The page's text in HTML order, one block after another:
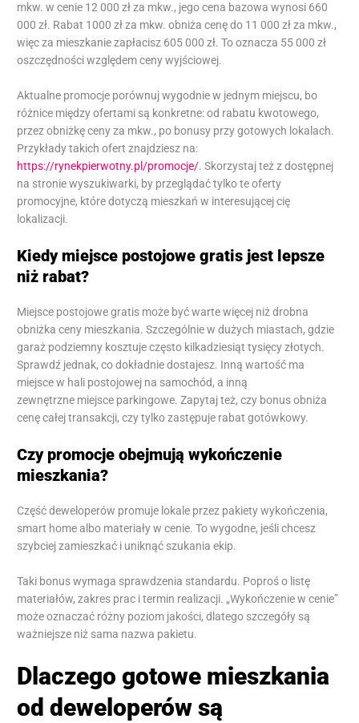
mkw. w cenie 12 000 zł za mkw., jego cena bazowa wynosi 660
000 zł. Rabat 1000 zł za mkw. obniża cenę do 11 000 zł za mkw.,
więc za mieszkanie zapłacisz 605 000 zł. To oznacza 55 000 zł
oszczędności względem ceny wyjściowej.
Aktualne promocje porównuj wygodnie w jednym miejscu, bo
różnice między ofertami są konkretne: od rabatu kwotowego,
przez obniżkę ceny za mkw., po bonusy przy gotowych lokalach.
Przykłady takich ofert znajdziesz na:
https://rynekpierwotny.pl/promocje/. Skorzystaj też z dostępnej
na stronie wyszukiwarki, by przeglądać tylko te oferty
promocyjne, które dotyczą mieszkań w interesującej cię
lokalizacji.
Kiedy miejsce postojowe gratis jest lepsze
niż rabat?
Miejsce postojowe gratis może być warte więcej niż drobna
obniżka ceny mieszkania. Szczególnie w dużych miastach, gdzie
garaż podziemny kosztuje często kilkadziesiąt tysięcy złotych.
Sprawdź jednak, co dokładnie dostajesz. Inną wartość ma
miejsce w hali postojowej na samochód, a inną
zewnętrzne miejsce parkingowe. Zapytaj też, czy bonus obniża
cenę całej transakcji, czy tylko zastępuje rabat gotówkowy.
Czy promocje obejmują wykończenie
mieszkania?
Część deweloperów promuje lokale przez pakiety wykończenia,
smart home albo materiały w cenie. To wygodne, jeśli chcesz
szybciej zamieszkać i uniknąć szukania ekip.
Taki bonus wymaga sprawdzenia standardu. Poproś o listę
materiałów, zakres prac i termin realizacji. „Wykończenie w cenie”
może oznaczać różny poziom jakości, dlatego szczegóły są
ważniejsze niż sama nazwa pakietu.
Dlaczego gotowe mieszkania
od deweloperów są